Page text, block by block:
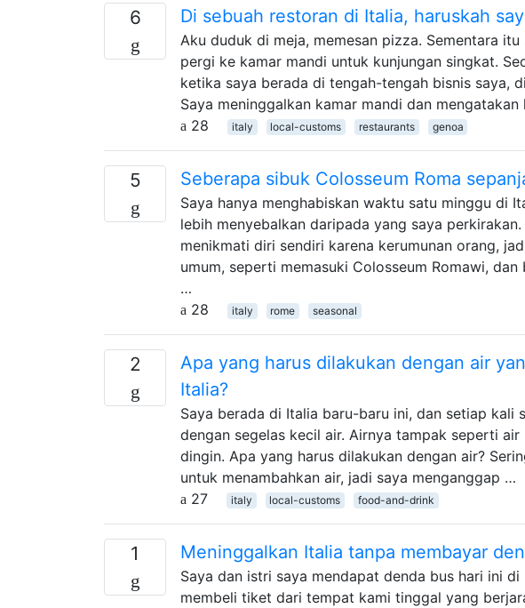
6 Di sebuah restoran di Italia, haruskah
Aku duduk di meja, memesan pizza. Sementara
pergi ke kamar mandi untuk kunjungan singkat.
ketika saya berada di tengah-tengah bisnis saya,
Saya meninggalkan kamar mandi dan
28
italy local-customs restaurants genoa
5 Seberapa sibuk Colosseum Roma
Saya hanya menghabiskan waktu satu minggu di
lebih menyebalkan daripada yang saya
menikmati diri sendiri karena kerumunan orang,
umum, seperti memasuki Colosseum Romawi,
…
28
italy rome seasonal
2
Apa yang harus dilakukan dengan air
Italia?
Saya berada di Italia baru-baru ini, dan setiap kali
dengan segelas kecil air. Airnya tampak seperti
dingin. Apa yang harus dilakukan dengan air?
untuk menambahkan air, jadi saya menganggap …
27
italy local-customs food-and-drink
1 Meninggalkan Italia tanpa membayar
Saya dan istri saya mendapat denda bus hari ini
membeli tiket dari tempat kami tinggal yang